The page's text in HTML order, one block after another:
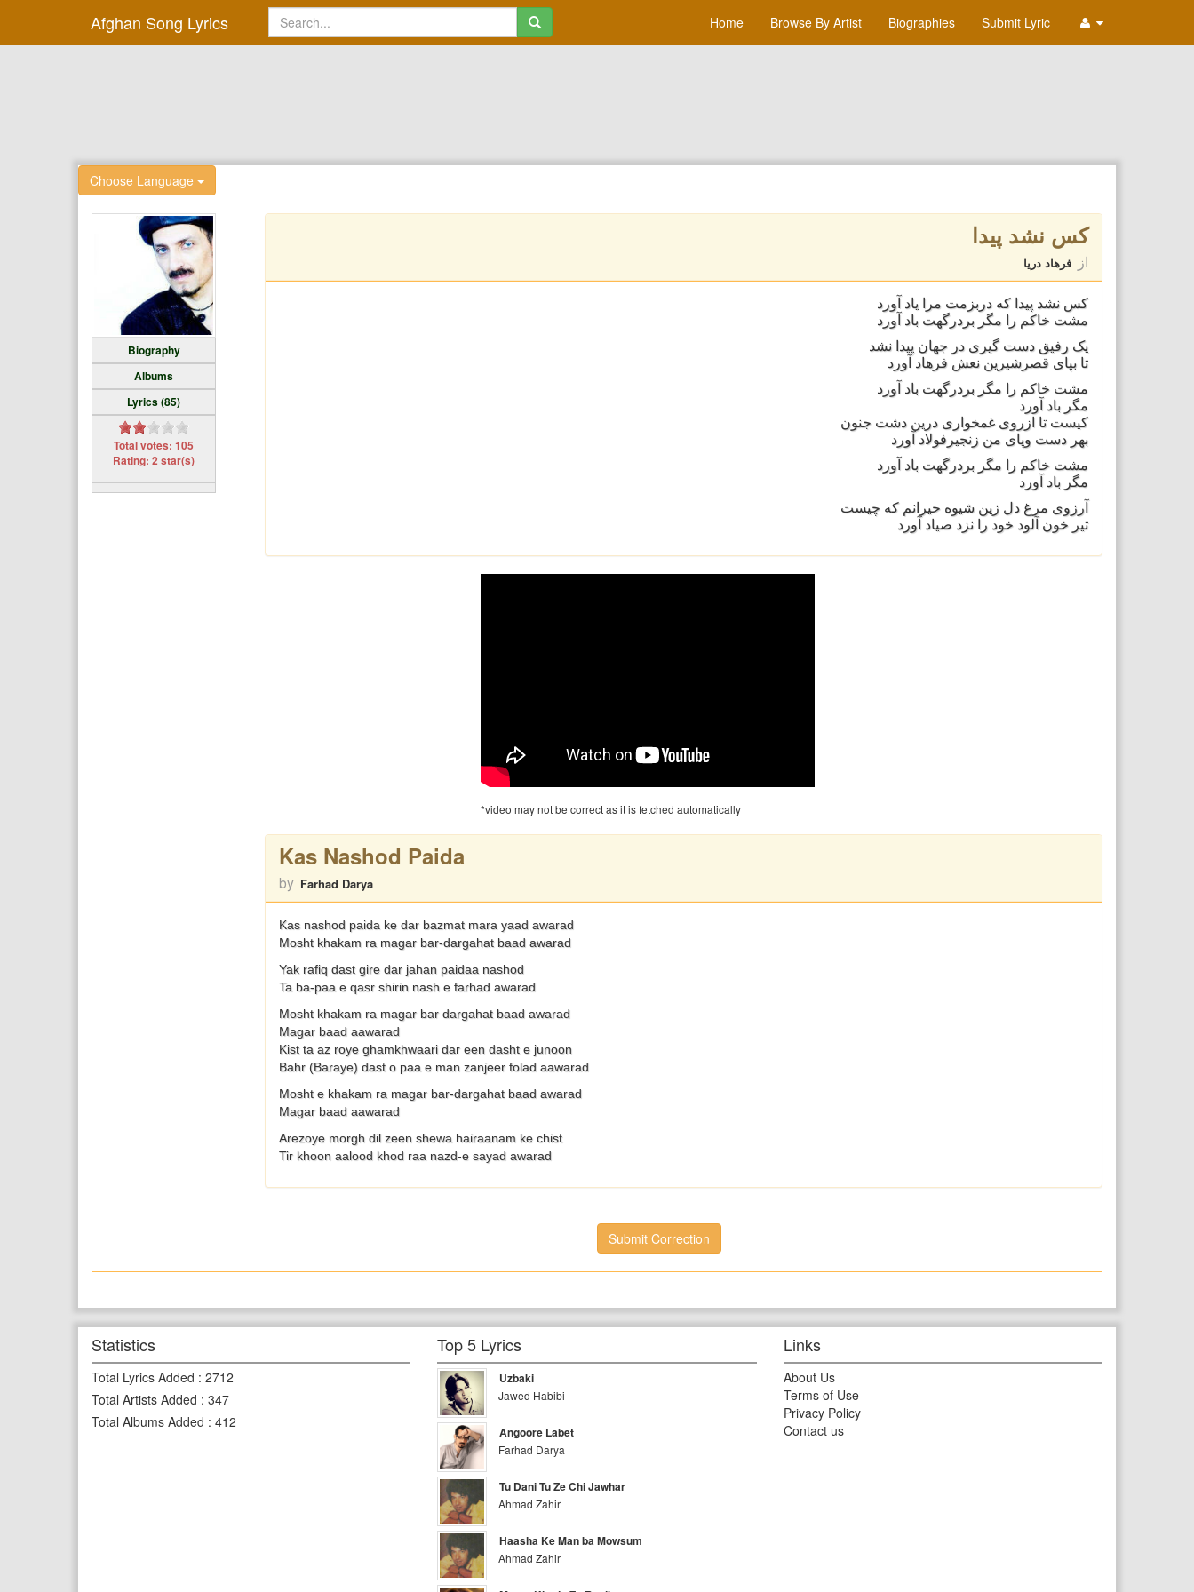
Afghan Song Lyrics Home Browse By Artist Biographies Submit Lyric
Choose Language
Biography
Albums
Lyrics (85)
Total votes: 105
Rating: 2 star(s)
کس نشد پیدا
از فرهاد دریا
کس نشد پیدا که دربزمت مرا یاد آورد
مشت خاکم را مگر بردرگهت باد آورد
یک رفیق دست گیری در جهان پیدا نشد
تا بپای قصرشیرین نعش فرهاد آورد
مشت خاکم را مگر بردرگهت باد آورد
مگر باد آورد
کیست تا ازروی غمخواری درین دشت جنون
بهر دست وپای من زنجیرفولاد آورد
مشت خاکم را مگر بردرگهت باد آورد
مگر باد آورد
آرزوی مرغ دل زین شیوه حیرانم که چیست
تیر خون آلود خود را نزد صیاد آورد
*video may not be correct as it is fetched automatically
Kas Nashod Paida
by Farhad Darya
Kas nashod paida ke dar bazmat mara yaad awarad
Mosht khakam ra magar bar-dargahat baad awarad
Yak rafiq dast gire dar jahan paidaa nashod
Ta ba-paa e qasr shirin nash e farhad awarad
Mosht khakam ra magar bar dargahat baad awarad
Magar baad aawarad
Kist ta az roye ghamkhwaari dar een dasht e junoon
Bahr (Baraye) dast o paa e man zanjeer folad aawarad
Mosht e khakam ra magar bar-dargahat baad awarad
Magar baad aawarad
Arezoye morgh dil zeen shewa hairaanam ke chist
Tir khoon aalood khod raa nazd-e sayad awarad
Submit Correction
Statistics
Total Lyrics Added : 2712
Total Artists Added : 347
Total Albums Added : 412
Top 5 Lyrics
Uzbaki
Jawed Habibi
Angoore Labet
Farhad Darya
Tu Dani Tu Ze Chi Jawhar
Ahmad Zahir
Haasha Ke Man ba Mowsum
Ahmad Zahir
Links
About Us
Terms of Use
Privacy Policy
Contact us